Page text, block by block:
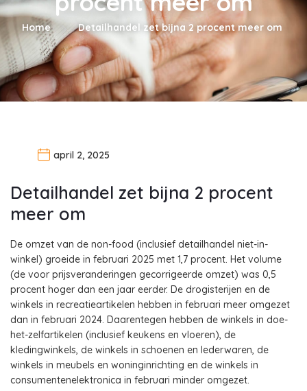
Home Detailhandel zet bijna 2 procent meer om
april 2, 2025
Detailhandel zet bijna 2 procent
meer om
De omzet van de non-food (inclusief detailhandel niet-in-
winkel) groeide in februari 2025 met 1,7 procent. Het volume
(de voor prijsveranderingen gecorrigeerde omzet) was 0,5
procent hoger dan een jaar eerder. De drogisterijen en de
winkels in recreatieartikelen hebben in februari meer omgezet
dan in februari 2024. Daarentegen hebben de winkels in doe-
het-zelfartikelen (inclusief keukens en vloeren), de
kledingwinkels, de winkels in schoenen en lederwaren, de
winkels in meubels en woninginrichting en de winkels in
consumentenelektronica in februari minder omgezet.